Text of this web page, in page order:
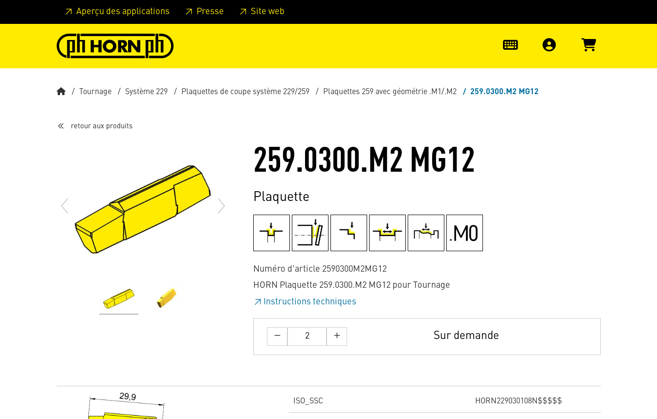
Skip to main content Passer à l'en-tête de la page Passer au pied de page
Aperçu des applications Presse Site web
Tournage Système 229 Plaquettes de coupe système 229/259 Plaquettes 259 avec géométrie .M1/.M2 259.0300.M2 MG12
retour aux produits
259.0300.M2 MG12
Plaquette
Numéro d'article 2590300M2MG12
HORN Plaquette 259.0300.M2 MG12 pour Tournage
Instructions techniques
Sur demande
ISO_SSC HORN229030108N$$$$$